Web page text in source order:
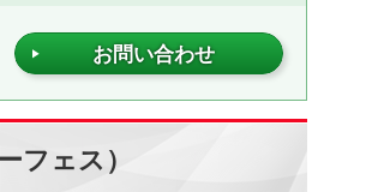
お問い合わせ
フェス）